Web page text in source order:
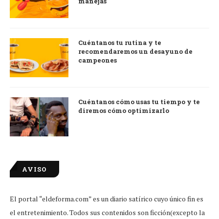
Cuéntanos tu rutina y te
recomendaremos un desayuno de
campeones
Cuéntanos cómo usas tu tiempo y te
diremos cómo optimizarlo
AVISO
El portal “eldeforma.com” es un diario satírico cuyo único fin es
el entretenimiento. Todos sus contenidos son ficción(excepto la